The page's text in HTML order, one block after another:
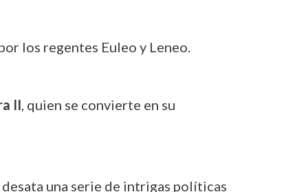
los regentes Euleo y Leneo.
II, quien se convierte en su
una serie de intrigas políticas